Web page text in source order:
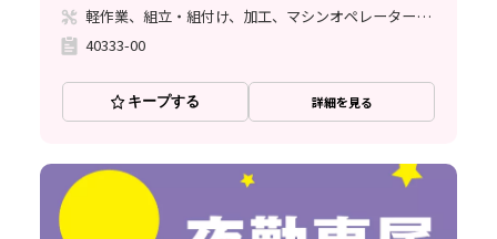
軽作業、組立・組付け、加工、マシンオペレーター、立ち作業
40333-00
キープする 詳細を見る